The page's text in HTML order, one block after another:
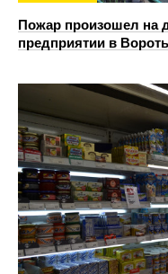
Пожар произошел на
предприятии в